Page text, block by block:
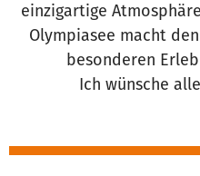
einzigartige
Olympiasee macht
besonderen
Ich wünsche